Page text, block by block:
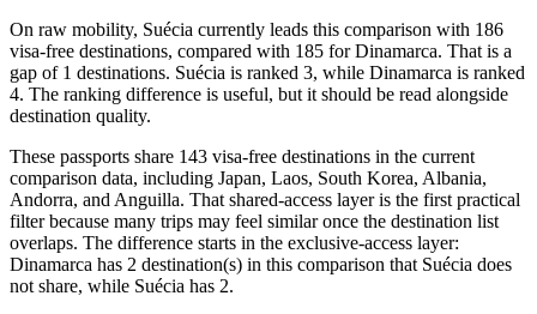
On raw mobility, Suécia currently leads this comparison with 186
visa-free destinations, compared with 185 for Dinamarca. That is a
gap of 1 destinations. Suécia is ranked 3, while Dinamarca is ranked
4. The ranking difference is useful, but it should be read alongside
destination quality.
These passports share 143 visa-free destinations in the current
comparison data, including Japan, Laos, South Korea, Albania,
Andorra, and Anguilla. That shared-access layer is the first practical
filter because many trips may feel similar once the destination list
overlaps. The difference starts in the exclusive-access layer:
Dinamarca has 2 destination(s) in this comparison that Suécia does
not share, while Suécia has 2.